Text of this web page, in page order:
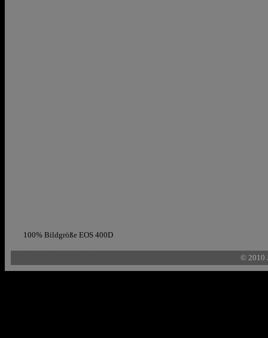
100% Bildgröße EOS 400D
© 2010